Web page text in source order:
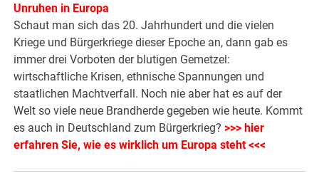
Unruhen in Europa
Schaut man sich das 20. Jahrhundert und die vielen
Kriege und Bürgerkriege dieser Epoche an, dann gab es
immer drei Vorboten der blutigen Gemetzel:
wirtschaftliche Krisen, ethnische Spannungen und
staatlichen Machtverfall. Noch nie aber hat es auf der
Welt so viele neue Brandherde gegeben wie heute. Kommt
es auch in Deutschland zum Bürgerkrieg? >>> hier
erfahren Sie, wie es wirklich um Europa steht <<<